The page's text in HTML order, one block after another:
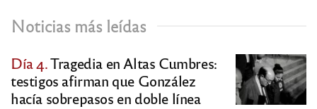
Noticias más leídas
Día 4.Tragedia en Altas Cumbres:
testigos afirman que González
hacía sobrepasos en doble línea